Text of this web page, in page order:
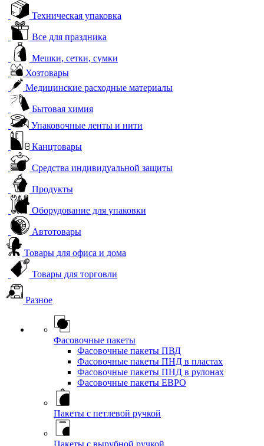
Техническая упаковка
Все для праздника
Мешки, сетки, сумки
Хозтовары
Медицинские расходные материалы
Бытовая химия
Упаковочные ленты и нити
Канцтовары
Средства индивидуальной защиты
Продукты
Оборудование для упаковки
Автотовары
Товары для офиса и дома
Товары для торговли
Разное
Фасовочные пакеты
Фасовочные пакеты ПВД
Фасовочные пакеты ПНД в пластах
Фасовочные пакеты ПНД в рулонах
Фасовочные пакеты ЕВРО
Пакеты с петлевой ручкой
Пакеты с вырубной ручкой